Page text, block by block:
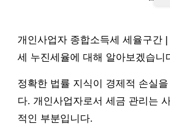
개인사업자 종합소득세 세율구간
세 누진세율에 대해 알아보겠습니
정확한 법률 지식이 경제적 손실
다. 개인사업자로서 세금 관리는
적인 부분입니다.